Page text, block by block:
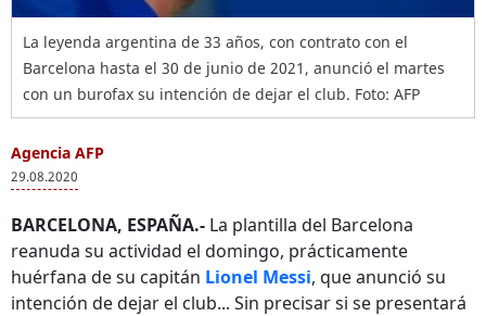
La leyenda argentina de 33 años, con contrato con el
Barcelona hasta el 30 de junio de 2021, anunció el martes
con un burofax su intención de dejar el club. Foto: AFP
Agencia AFP
29.08.2020
BARCELONA, ESPAÑA.- La plantilla del Barcelona
reanuda su actividad el domingo, prácticamente
huérfana de su capitán Lionel Messi, que anunció su
intención de dejar el club... Sin precisar si se presentará